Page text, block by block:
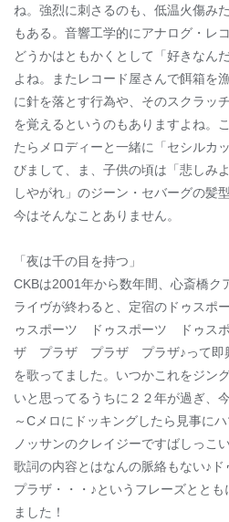
ね。強烈に刺さるのも、低温火傷み
もある。音響工学的にアナログ・レ
どうかはともかくとして「好きなん
よね。またレコード屋さんで餌箱を
に針を落とす行為や、そのスクラッ
を覚えるというのもありますよね。
たらメロディーと一緒に「セシルカ
びまして、ま、子供の頃は「悲しみ
しやがれ」のジーン・セバーグの髪
今はそんなことありません。
「夜は千の目を持つ」
CKBは2001年から数年間、心斎橋ク
ライヴが終わると、定宿のドゥスポ
ゥスポーツ ドゥスポーツ ドゥス
ザ プラザ プラザ プラザ♪って即
を歌ってました。いつかこれをジン
いと思ってるうちに２２年が過ぎ、
～Cメロにドッキングしたら見事に
ノッサンのクレイジーですばしっこ
歌詞の内容とはなんの脈絡もない♪
プラザ・・・♪というフレーズとと
ました！